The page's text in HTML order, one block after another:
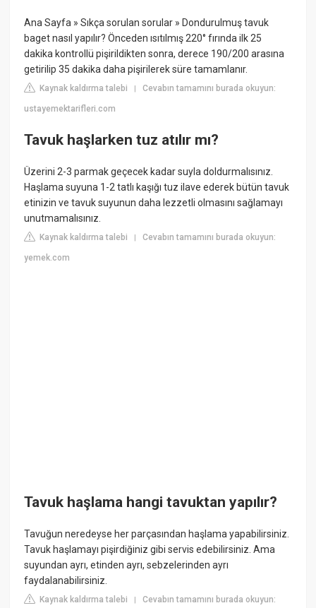
Ana Sayfa » Sıkça sorulan sorular » Dondurulmuş tavuk
baget nasıl yapılır? Önceden ısıtılmış 220° fırında ilk 25
dakika kontrollü pişirildikten sonra, derece 190/200 arasına
getirilip 35 dakika daha pişirilerek süre tamamlanır.
Kaynak kaldırma talebi |Cevabın tamamını burada okuyun:
ustayemektarifleri.com
Tavuk haşlarken tuz atılır mı?
Üzerini 2-3 parmak geçecek kadar suyla doldurmalısınız.
Haşlama suyuna 1-2 tatlı kaşığı tuz ilave ederek bütün tavuk
etinizin ve tavuk suyunun daha lezzetli olmasını sağlamayı
unutmamalısınız.
Kaynak kaldırma talebi |Cevabın tamamını burada okuyun:
yemek.com
Tavuk haşlama hangi tavuktan yapılır?
Tavuğun neredeyse her parçasından haşlama yapabilirsiniz.
Tavuk haşlamayı pişirdiğiniz gibi servis edebilirsiniz. Ama
suyundan ayrı, etinden ayrı, sebzelerinden ayrı
faydalanabilirsiniz.
Kaynak kaldırma talebi |Cevabın tamamını burada okuyun: